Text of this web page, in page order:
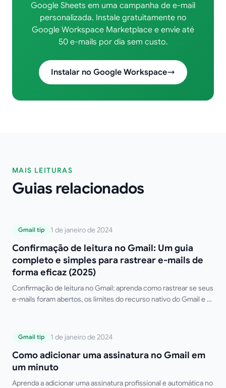
Google Sheets em uma campanha de e-mail
personalizada. Instale gratuitamente no
Google Workspace Marketplace e envie até
50 e-mails por dia sem custo.
Instalar no Google Workspace
MAIS LEITURAS
Guias relacionados
Confirmação de leitura no Gmail: Um guia
de forma eficaz (2025)
Gmail tip 1 de janeiro de 2024
Confirmação de leitura no Gmail: Um guia
completo e simples para rastrear e-mails de
forma eficaz (2025)
Confirmação de leitura no Gmail: aprenda como rastrear se seus
e-mails foram abertos, os limites do recurso nativo do Gmail e as
Como adicionar uma assinatura no Gmail
Gmail tip 1 de janeiro de 2024
Como adicionar uma assinatura no Gmail em
um minuto
Aprenda a adicionar uma assinatura profissional e automática no